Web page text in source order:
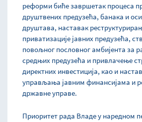
реформи биће завршетак процеса
друштвених предузећа, банака и
друштава, наставак
приватизације јавних предузећа,
повољног пословног амбијента за
средњих предузећа и привлачење
директних инвестиција, као и
управљања јавним финансијама и
државне управе.
Приоритет рада Владе у наредном